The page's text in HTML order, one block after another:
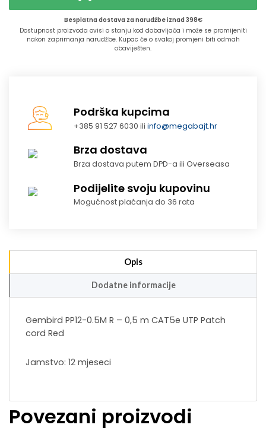
Besplatna dostava za narudžbe iznad 398€
Dostupnost proizvoda ovisi o stanju kod dobavljača i može se promijeniti
nakon zaprimanja narudžbe. Kupac će o svakoj promjeni biti odmah
obaviješten.
Podrška kupcima
+385 91 527 6030 iliinfo@megabajt.hr
Brza dostava
Brza dostava putem DPD-a ili Overseasa
Podijelite svoju kupovinu
Mogućnost plaćanja do 36 rata
Opis
Dodatne informacije
Gembird PP12-0.5M R – 0,5 m CAT5e UTP Patch
cord Red
Jamstvo: 12 mjeseci
Povezani proizvodi